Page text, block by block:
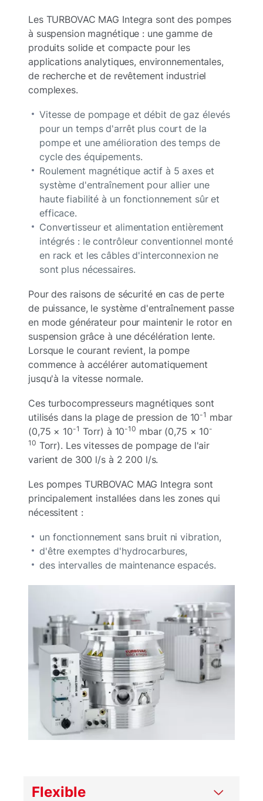
Les TURBOVAC MAG Integra sont des pompes
à suspension magnétique : une gamme de
produits solide et compacte pour les
applications analytiques, environnementales,
de recherche et de revêtement industriel
complexes.
Vitesse de pompage et débit de gaz élevés
pour un temps d'arrêt plus court de la
pompe et une amélioration des temps de
cycle des équipements.
Roulement magnétique actif à 5 axes et
système d'entraînement pour allier une
haute fiabilité à un fonctionnement sûr et
efficace.
Convertisseur et alimentation entièrement
intégrés : le contrôleur conventionnel monté
en rack et les câbles d'interconnexion ne
sont plus nécessaires.
Pour des raisons de sécurité en cas de perte
de puissance, le système d'entraînement passe
en mode générateur pour maintenir le rotor en
suspension grâce à une décélération lente.
Lorsque le courant revient, la pompe
commence à accélérer automatiquement
jusqu'à la vitesse normale.
Ces turbocompresseurs magnétiques sont
utilisés dans la plage de pression de 10-1 mbar
(0,75 × 10-1 Torr) à 10-10 mbar (0,75 × 10-
10 Torr). Les vitesses de pompage de l'air
varient de 300 l/s à 2 200 l/s.
Les pompes TURBOVAC MAG Integra sont
principalement installées dans les zones qui
nécessitent :
un fonctionnement sans bruit ni vibration,
d'être exemptes d'hydrocarbures,
des intervalles de maintenance espacés.
Flexible